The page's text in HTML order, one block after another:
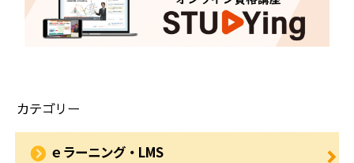
カテゴリー
ｅラーニング・LMS